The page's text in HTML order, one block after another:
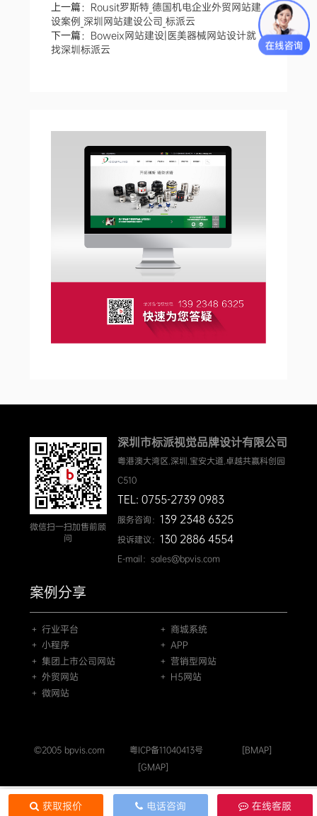
上一篇： Rousit罗斯特_德国机电企业外贸网站建
设案例_深圳网站建设公司_标派云
下一篇： Boweix网站建设|医美器械网站设计就
找深圳标派云
微信扫一扫加售前顾
问
深圳市标派视觉品牌设计有限公司
粤港澳大湾区.深圳.宝安大道.卓越共赢科创园
C510
TEL: 0755-2739 0983
服务咨询： 139 2348 6325
投诉建议： 130 2886 4554
E-mail：sales@bpvis.com
案例分享
＋ 行业平台
＋ 商城系统
＋ 小程序
＋ APP
＋ 集团上市公司网站
＋ 营销型网站
＋ 外贸网站
＋ H5网站
＋ 微网站
©2005 bpvis.com 粤ICP备11040413号
[BMAP]
[GMAP]
获取报价 电话咨询 在线客服